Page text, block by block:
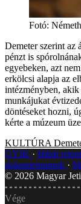
Fotó:
Demeter szerint az
pénzt is
egyebeken, azt
erkölcsi alapja az
intézményben,
munkájukat
döntéseket hozni,
kérte a múzeum
KULTÚRA
GYIK
Hibát
dokumentumok
© 2026 Magyar
Vége